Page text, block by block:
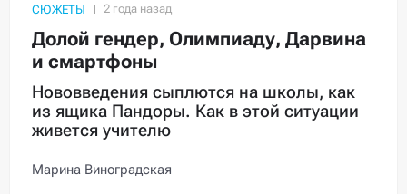
СЮЖЕТЫ
Долой гендер, Олимпиаду, Дарвина
и смартфоны
Нововведения сыплются на школы, как
из ящика Пандоры. Как в этой ситуации
живется учителю
Марина Виноградская